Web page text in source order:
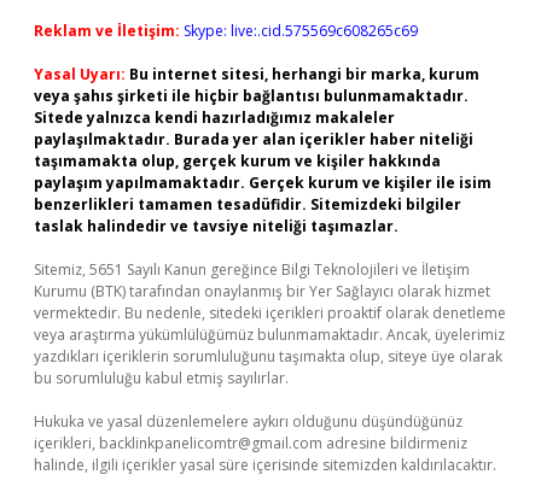
Reklam ve İletişim: Skype: live:.cid.575569c608265c69
Yasal Uyarı: Bu internet sitesi, herhangi bir marka, kurum
veya şahıs şirketi ile hiçbir bağlantısı bulunmamaktadır.
Sitede yalnızca kendi hazırladığımız makaleler
paylaşılmaktadır. Burada yer alan içerikler haber niteliği
taşımamakta olup, gerçek kurum ve kişiler hakkında
paylaşım yapılmamaktadır. Gerçek kurum ve kişiler ile isim
benzerlikleri tamamen tesadüfidir. Sitemizdeki bilgiler
taslak halindedir ve tavsiye niteliği taşımazlar.
Sitemiz, 5651 Sayılı Kanun gereğince Bilgi Teknolojileri ve İletişim
Kurumu (BTK) tarafından onaylanmış bir Yer Sağlayıcı olarak hizmet
vermektedir. Bu nedenle, sitedeki içerikleri proaktif olarak denetleme
veya araştırma yükümlülüğümüz bulunmamaktadır. Ancak, üyelerimiz
yazdıkları içeriklerin sorumluluğunu taşımakta olup, siteye üye olarak
bu sorumluluğu kabul etmiş sayılırlar.
Hukuka ve yasal düzenlemelere aykırı olduğunu düşündüğünüz
içerikleri, backlinkpanelicomtr@gmail.com adresine bildirmeniz
halinde, ilgili içerikler yasal süre içerisinde sitemizden kaldırılacaktır.